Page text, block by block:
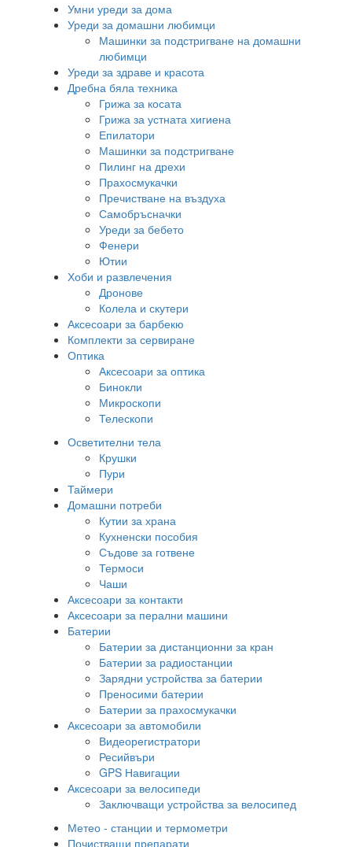
Умни уреди за дома
Уреди за домашни любимци
Машинки за подстригване на домашни
любимци
Уреди за здраве и красота
Дребна бяла техника
Грижа за косата
Грижа за устната хигиена
Епилатори
Машинки за подстригване
Пилинг на дрехи
Прахосмукачки
Пречистване на въздуха
Самобръсначки
Уреди за бебето
Фенери
Ютии
Хоби и развлечения
Дронове
Колела и скутери
Аксесоари за барбекю
Комплекти за сервиране
Оптика
Аксесоари за оптика
Бинокли
Микроскопи
Телескопи
Осветителни тела
Крушки
Пури
Таймери
Домашни потреби
Кутии за храна
Кухненски пособия
Съдове за готвене
Термоси
Чаши
Аксесоари за контакти
Аксесоари за перални машини
Батерии
Батерии за дистанционни за кран
Батерии за радиостанции
Зарядни устройства за батерии
Преносими батерии
Батерии за прахосмукачки
Аксесоари за автомобили
Видеорегистратори
Ресийвъри
GPS Навигации
Аксесоари за велосипеди
Заключващи устройства за велосипед
Метео - станции и термометри
Почистващи препарати